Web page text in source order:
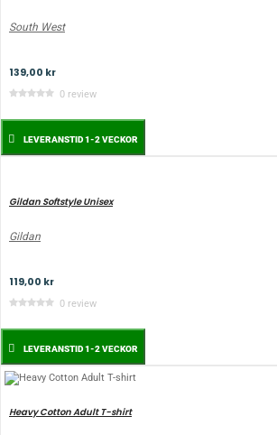
South West
139,00 kr
0 review
LEVERANSTID 1-2 VECKOR
Gildan Softstyle Unisex
Gildan
119,00 kr
0 review
LEVERANSTID 1-2 VECKOR
Heavy Cotton Adult T-shirt